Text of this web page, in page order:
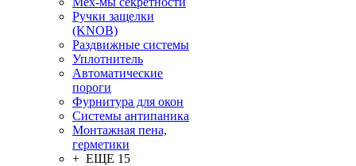
Ручки защелки
(KNOB)
Раздвижные системы
Уплотнитель
Автоматические
пороги
Фурнитура для окон
Системы антипаника
Монтажная пена,
герметики
+ ЕЩЕ 15